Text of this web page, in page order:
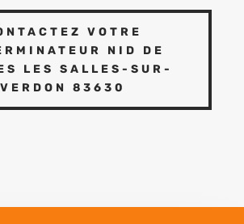
VOTRE
NID DE
LES SALLES-SUR-
VERDON 83630